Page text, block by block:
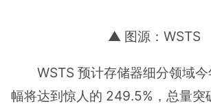
▲ 图源：WSTS
WSTS 预计存储器细分领域
幅将达到惊人的 249.5%，总量